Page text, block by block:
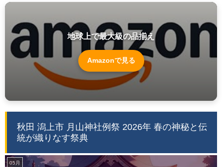
地球上で最大級の品揃え
Amazonで見る
秋田 潟上市 月山神社例祭 2026年 春の神秘と伝
統が織りなす祭典
05月